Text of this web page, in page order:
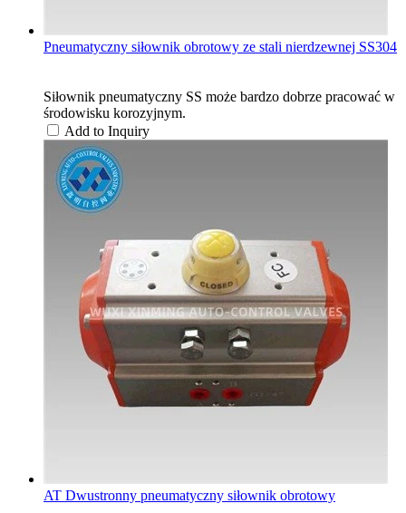
Pneumatyczny siłownik obrotowy ze stali nierdzewnej SS304
Siłownik pneumatyczny SS może bardzo dobrze pracować w
środowisku korozyjnym.
Add to Inquiry
AT Dwustronny pneumatyczny siłownik obrotowy